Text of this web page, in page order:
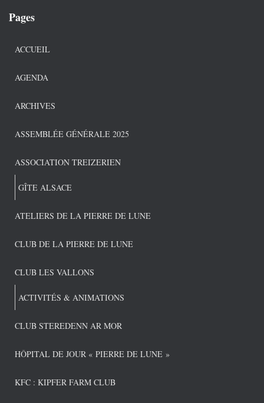
Pages
ACCUEIL
AGENDA
ARCHIVES
ASSEMBLÉE GÉNÉRALE 2025
ASSOCIATION TREIZERIEN
GÎTE ALSACE
ATELIERS DE LA PIERRE DE LUNE
CLUB DE LA PIERRE DE LUNE
CLUB LES VALLONS
ACTIVITÉS & ANIMATIONS
CLUB STEREDENN AR MOR
HÔPITAL DE JOUR « PIERRE DE LUNE »
KFC : KIPFER FARM CLUB